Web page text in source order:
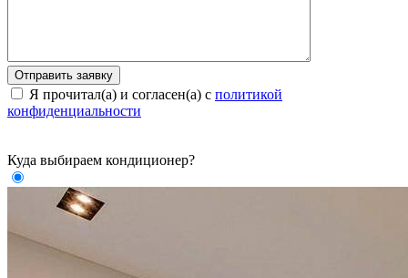
Я прочитал(а) и согласен(а) с политикой
конфиденциальности
Куда выбираем кондиционер?